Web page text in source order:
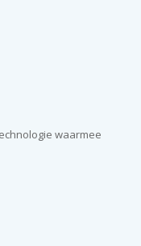
waarmee